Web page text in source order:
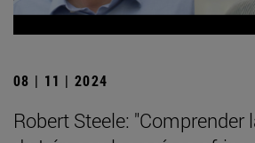
08 | 11 | 2024
Robert Steele: "Comprender